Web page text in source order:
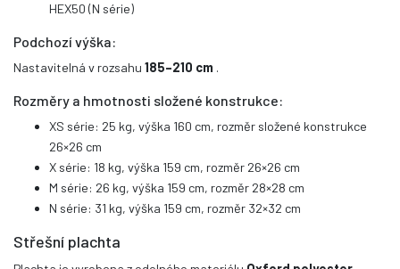
HEX50 (N série)
Podchozí výška:
Nastavitelná v rozsahu 185–210 cm .
Rozměry a hmotnosti složené konstrukce:
XS série: 25 kg, výška 160 cm, rozměr složené konstrukce
26×26 cm
X série: 18 kg, výška 159 cm, rozměr 26×26 cm
M série: 26 kg, výška 159 cm, rozměr 28×28 cm
N série: 31 kg, výška 159 cm, rozměr 32×32 cm
Střešní plachta